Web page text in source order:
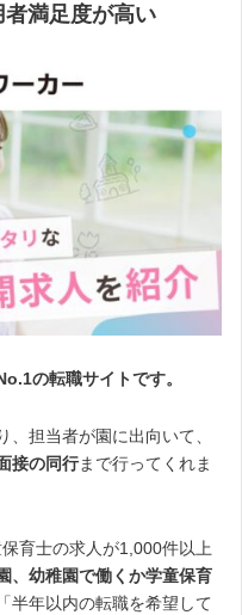
満足度が高い
の転職サイトです。
担当者が園に出向いて、
接の同行まで行ってくれま
育士の求人が1,000件以上
、幼稚園で働くか学童保育
半年以内の転職を希望して